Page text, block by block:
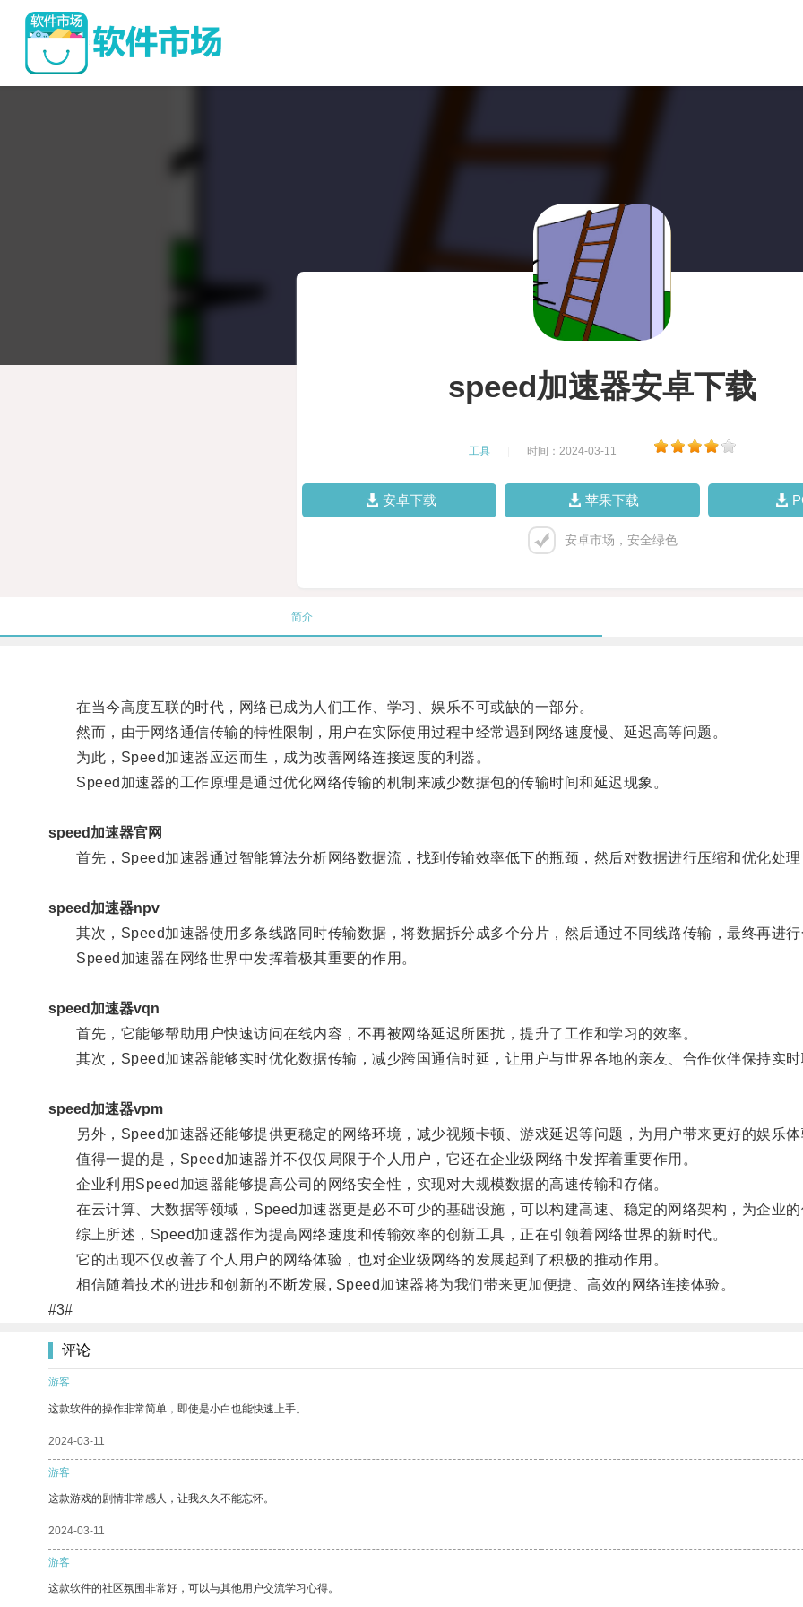
speed加速器安卓下载
工具 时间：2024-03-11
安卓下载 苹果下载
安卓市场，安全绿色
简介
在当今高度互联的时代，网络已成为人们工作、学习、娱乐不可或缺的一部分。
然而，由于网络通信传输的特性限制，用户在实际使用过程中经常遇到网络速度慢、延迟高等问题。
为此，Speed加速器应运而生，成为改善网络连接速度的利器。
Speed加速器的工作原理是通过优化网络传输的机制来减少数据包的传输时间和延迟现象。
speed加速器官网
首先，Speed加速器通过智能算法分析网络数据流，找到传输效率低下的瓶颈，然后对数据进行压缩和优化处理
speed加速器npv
其次，Speed加速器使用多条线路同时传输数据，将数据拆分成多个分片，然后通过不同线路传输，最终再进行
Speed加速器在网络世界中发挥着极其重要的作用。
speed加速器vqn
首先，它能够帮助用户快速访问在线内容，不再被网络延迟所困扰，提升了工作和学习的效率。
其次，Speed加速器能够实时优化数据传输，减少跨国通信时延，让用户与世界各地的亲友、合作伙伴保持实时
speed加速器vpm
另外，Speed加速器还能够提供更稳定的网络环境，减少视频卡顿、游戏延迟等问题，为用户带来更好的娱乐体
值得一提的是，Speed加速器并不仅仅局限于个人用户，它还在企业级网络中发挥着重要作用。
企业利用Speed加速器能够提高公司的网络安全性，实现对大规模数据的高速传输和存储。
在云计算、大数据等领域，Speed加速器更是必不可少的基础设施，可以构建高速、稳定的网络架构，为企业的
综上所述，Speed加速器作为提高网络速度和传输效率的创新工具，正在引领着网络世界的新时代。
它的出现不仅改善了个人用户的网络体验，也对企业级网络的发展起到了积极的推动作用。
相信随着技术的进步和创新的不断发展, Speed加速器将为我们带来更加便捷、高效的网络连接体验。
#3#
评论
游客
这款软件的操作非常简单，即使是小白也能快速上手。
2024-03-11
游客
这款游戏的剧情非常感人，让我久久不能忘怀。
2024-03-11
游客
这款软件的社区氛围非常好，可以与其他用户交流学习心得。